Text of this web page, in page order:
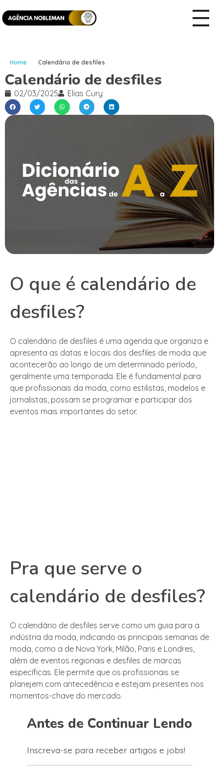
Home Calendário de desfiles
Calendário de desfiles
02/03/2025 Elias Cury
O que é calendário de
desfiles?
O calendário de desfiles é uma agenda que organiza e
apresenta as datas e locais dos desfiles de moda que
acontecerão ao longo de um determinado período,
geralmente uma temporada. Ele é fundamental para
que profissionais da moda, como estilistas, modelos e
jornalistas, possam se programar e participar dos
eventos mais importantes do setor.
Pra que serve o
calendário de desfiles?
O calendário de desfiles serve como um guia para a
indústria da moda, indicando as principais semanas de
moda, como a de Nova York, Milão, Paris e Londres,
além de eventos regionais e desfiles de marcas
específicas. Ele permite que os profissionais se
planejem com antecedência e estejam presentes nos
momentos-chave do mercado.
Antes de Continuar Lendo
Inscreva-se para receber artigos e jobs!